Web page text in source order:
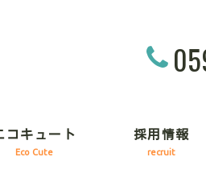
コキュート
Eco Cute
採用情報
recruit